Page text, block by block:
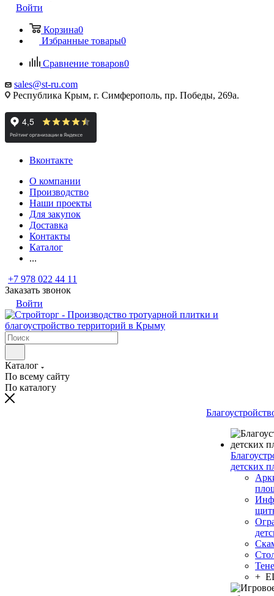
Войти
Корзина0
Избранные товары0
Сравнение товаров0
sales@st-ru.com
Республика Крым, г. Симферополь, пр. Победы, 269а.
Вконтакте
О компании
Производство
Наши проекты
Для закупок
Доставка
Контакты
Каталог
...
+7 978 022 44 11
Заказать звонок
Войти
Каталог
По всему сайту
По каталогу
детских
+